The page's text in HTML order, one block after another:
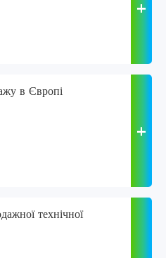
в Європі
технічної